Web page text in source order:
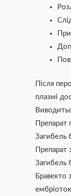
Після
плазмі
Препарат
Загибель
Препарат
Загибель
Бравекто